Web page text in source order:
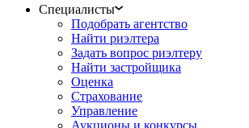
Специалисты
Подобрать агентство
Найти риэлтера
Задать вопрос риэлтеру
Найти застройщика
Оценка
Страхование
Управление
Аукционы и конкурсы